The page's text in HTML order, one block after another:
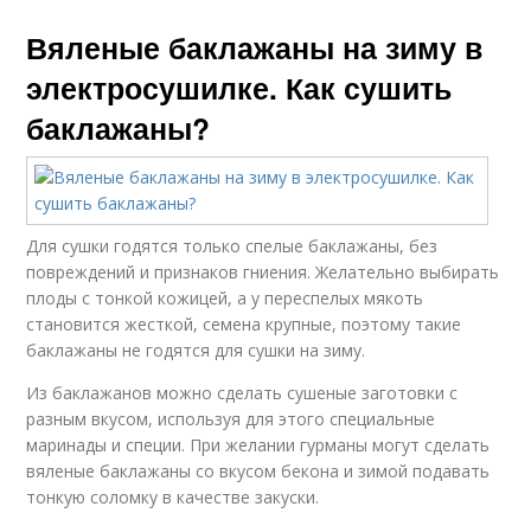
Вяленые баклажаны на зиму в
электросушилке. Как сушить
баклажаны?
Для сушки годятся только спелые баклажаны, без
повреждений и признаков гниения. Желательно выбирать
плоды с тонкой кожицей, а у переспелых мякоть
становится жесткой, семена крупные, поэтому такие
баклажаны не годятся для сушки на зиму.
Из баклажанов можно сделать сушеные заготовки с
разным вкусом, используя для этого специальные
маринады и специи. При желании гурманы могут сделать
вяленые баклажаны со вкусом бекона и зимой подавать
тонкую соломку в качестве закуски.